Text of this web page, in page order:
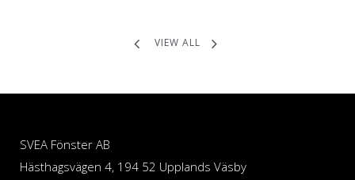
VIEW ALL
SVEA Fönster AB
Hästhagsvägen 4, 194 52 Upplands Väsby